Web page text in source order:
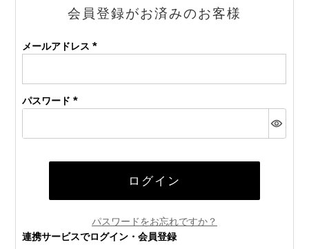
会員登録がお済みのお客様
メールアドレス
パスワード
ログイン
パスワードをお忘れですか？
連携サービスでログイン・会員登録